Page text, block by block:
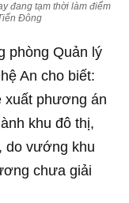
đang tạm thời làm điểm
Đông
phòng Quản lý
An cho biết:
xuất phương án
khu đô thị,
do vướng khu
chưa giải